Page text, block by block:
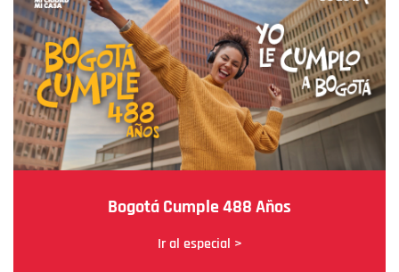
Bogotá Cumple 488 Años
Ir al especial >